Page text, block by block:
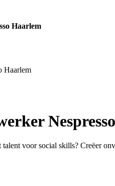
Haarlem
Haarlem
voor social skills? Creëer